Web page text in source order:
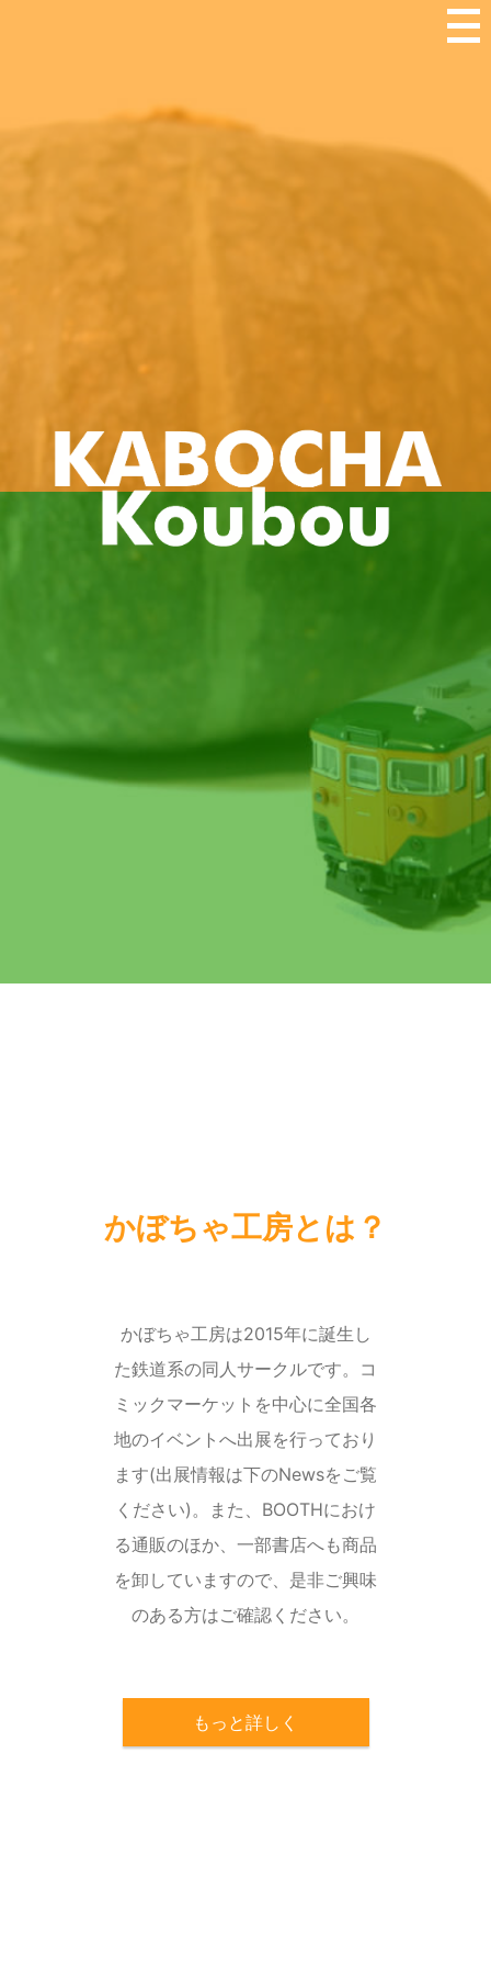
かぼちゃ工房とは？
かぼちゃ工房は2015年に誕生し
た鉄道系の同人サークルです。コ
ミックマーケットを中心に全国各
地のイベントへ出展を行っており
ます(出展情報は下のNewsをご覧
ください)。また、BOOTHにおけ
る通販のほか、一部書店へも商品
を卸していますので、是非ご興味
のある方はご確認ください。
もっと詳しく